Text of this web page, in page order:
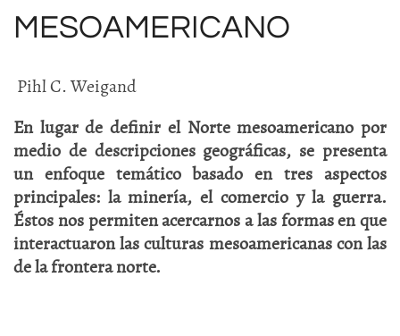
MESOAMERICANO
Pihl C. Weigand
En lugar de definir el Norte mesoamericano por
medio de descripciones geográficas, se presenta
un enfoque temático basado en tres aspectos
principales: la minería, el comercioyla guerra.
Éstos nos permiten acercarnos a las formas en que
interactuaron las culturas mesoamericanas con las
de la frontera norte.